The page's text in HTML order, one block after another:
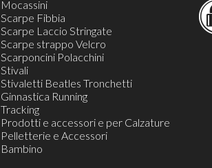
Sandalo Sportivo
Sandalo Confort
Sandalo Mare
Sandalo Moda Trandy
Sandalo Gioiello
Sandalo Shanel
Sandalo Sabot
Sandalo Infradito
Sandalo Campesina
Mocassini
Scarpe Fibbia
Scarpe Laccio Stringate
Scarpe strappo Velcro
Scarponcini Polacchini
Stivali
Stivaletti Beatles Tronchetti
Ginnastica Running
Tracking
Prodotti e accessori e per Calzature
Pelletterie e Accessori
Bambino